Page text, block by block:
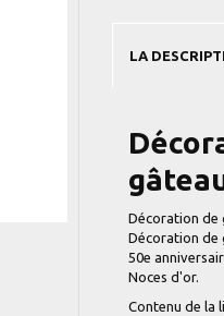
LA
Décoration de
Décoration de
50e
Noces d'or.
Contenu de la